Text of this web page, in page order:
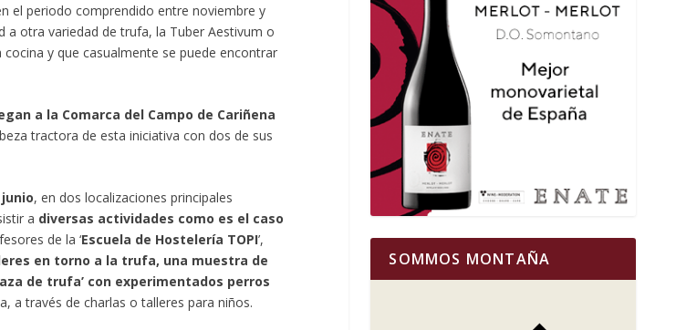
el periodo comprendido entre noviembre y
otra variedad de trufa, la Tuber Aestivum o
y que casualmente se puede encontrar
a la Comarca del Campo de Cariñena
tractora de esta iniciativa con dos de sus
, en dos localizaciones principales
a diversas actividades como es el caso
de la ‘Escuela de Hostelería TOPI’,
en torno a la trufa, una muestra de
de trufa’ con experimentados perros
a través de charlas o talleres para niños.
SOMMOS MONTAÑA